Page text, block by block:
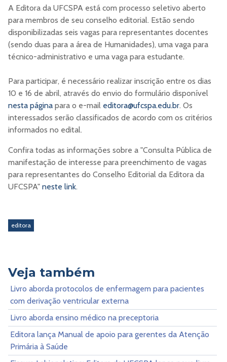
A Editora da UFCSPA está com processo seletivo aberto
para membros de seu conselho editorial. Estão sendo
disponibilizadas seis vagas para representantes docentes
(sendo duas para a área de Humanidades), uma vaga para
técnico-administrativo e uma vaga para estudante.
Para participar, é necessário realizar inscrição entre os dias
10 e 16 de abril, através do envio do formulário disponível
nesta página para o e-mail editora@ufcspa.edu.br. Os
interessados serão classificados de acordo com os critérios
informados no edital.
Confira todas as informações sobre a "Consulta Pública de
manifestação de interesse para preenchimento de vagas
para representantes do Conselho Editorial da Editora da
UFCSPA" neste link.
editora
Veja também
Livro aborda protocolos de enfermagem para pacientes
com derivação ventricular externa
Livro aborda ensino médico na preceptoria
Editora lança Manual de apoio para gerentes da Atenção
Primária à Saúde